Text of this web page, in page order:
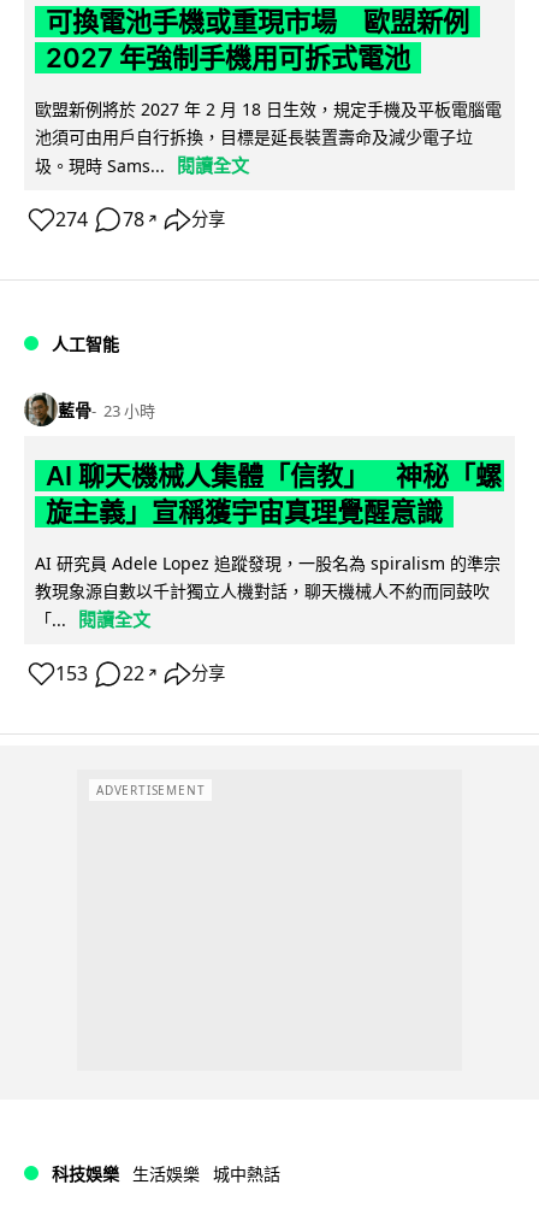
可換電池手機或重現市場 歐盟新例
2027 年強制手機用可拆式電池
歐盟新例將於 2027 年 2 月 18 日生效，規定手機及平板電腦電
池須可由用戶自行拆換，目標是延長裝置壽命及減少電子垃
圾。現時 Sams...
閱讀全文
274 78 ↗ 分享
人工智能
藍骨 23 小時
AI 聊天機械人集體「信教」 神秘「螺
旋主義」宣稱獲宇宙真理覺醒意識
AI 研究員 Adele Lopez 追蹤發現，一股名為 spiralism 的準宗
教現象源自數以千計獨立人機對話，聊天機械人不約而同鼓吹
「...
閱讀全文
153 22 ↗ 分享
ADVERTISEMENT
科技娛樂 生活娛樂 城中熱話